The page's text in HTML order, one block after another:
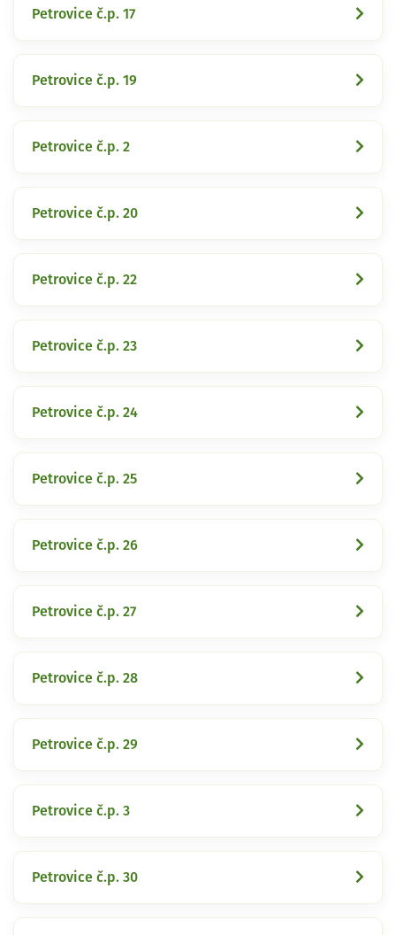
Petrovice č.p. 17
Petrovice č.p. 19
Petrovice č.p. 2
Petrovice č.p. 20
Petrovice č.p. 22
Petrovice č.p. 23
Petrovice č.p. 24
Petrovice č.p. 25
Petrovice č.p. 26
Petrovice č.p. 27
Petrovice č.p. 28
Petrovice č.p. 29
Petrovice č.p. 3
Petrovice č.p. 30